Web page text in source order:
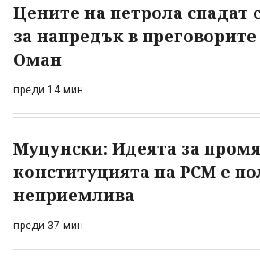
Цените на петрола спадат
за напредък в
Оман
преди 14 мин
Муцунски: Идеята за
конституцията на РСМ е
неприемлива
преди 37 мин